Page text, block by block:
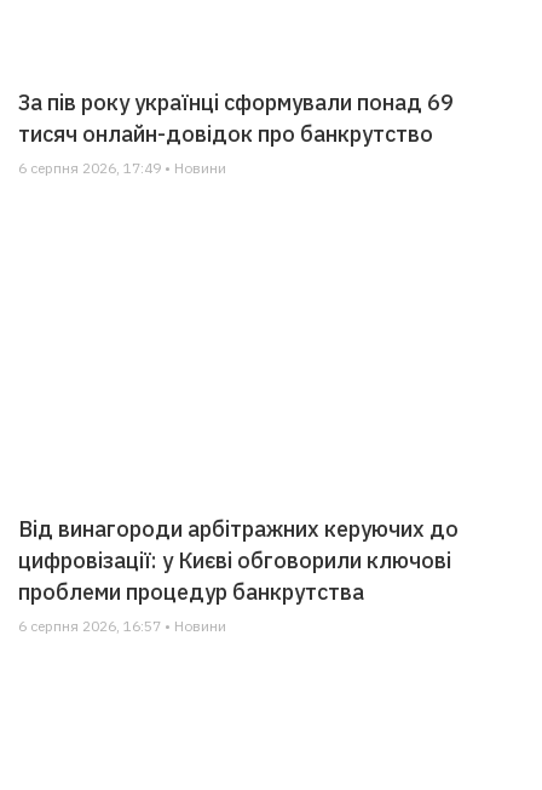
За пів року українці сформували понад 69
тисяч онлайн-довідок про банкрутство
6 серпня 2026, 17:49 • Новини
Від винагороди арбітражних керуючих до
цифровізації: у Києві обговорили ключові
проблеми процедур банкрутства
6 серпня 2026, 16:57 • Новини